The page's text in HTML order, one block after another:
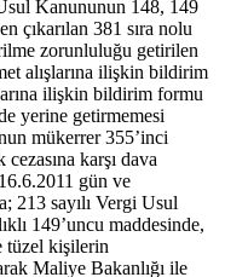
Kanununun 148, 149
çıkarılan 381 sıra nolu
zorunluluğu getirilen
alışlarına ilişkin bildirim
ilişkin bildirim formu
yerine getirmemesi
mükerrer 355’inci
karşı dava
gün ve
213 sayılı Vergi Usul
149’uncu maddesinde,
tüzel kişilerin
Maliye Bakanlığı ile